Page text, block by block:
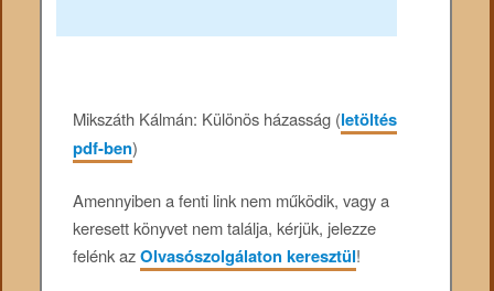
Mikszáth Kálmán: Különös házasság (letöltés
pdf-ben)
Amennyiben a fenti link nem működik, vagy a
keresett könyvet nem találja, kérjük, jelezze
felénk azOlvasószolgálaton keresztül!